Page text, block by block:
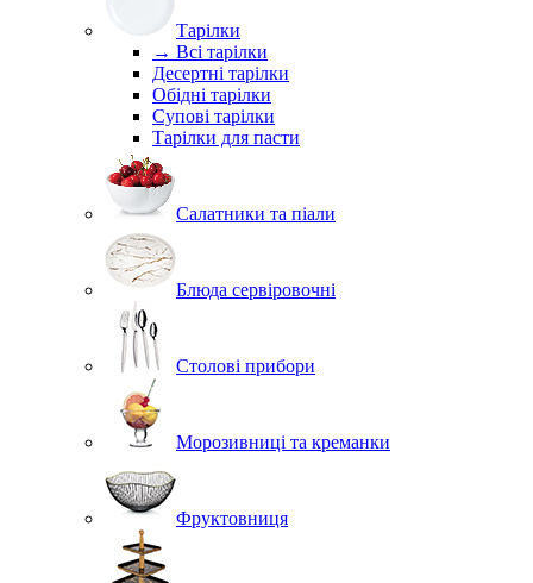
Тарілки
→ Всі тарілки
Десертні тарілки
Обідні тарілки
Супові тарілки
Тарілки для пасти
Салатники та піали
Блюда сервіровочні
Столові прибори
Морозивниці та креманки
Фруктовниця